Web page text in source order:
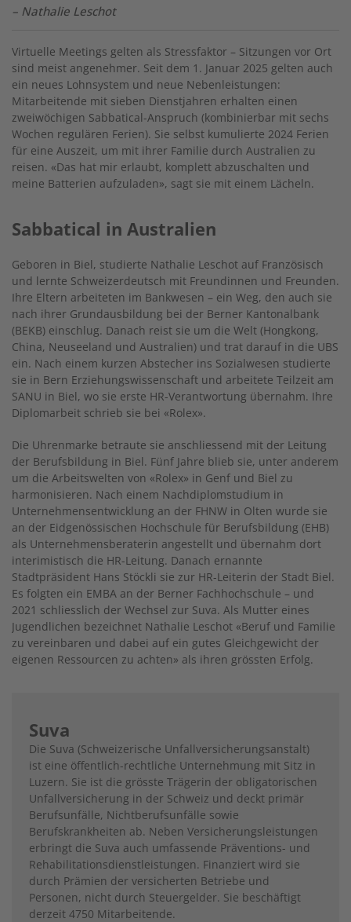
– Nathalie Leschot
Virtuelle Meetings gelten als Stressfaktor – Sitzungen vor Ort
sind meist angenehmer. Seit dem 1. Januar 2025 gelten auch
ein neues Lohnsystem und neue Nebenleistungen:
Mitarbeitende mit sieben Dienstjahren erhalten einen
zweiwöchigen Sabbatical-Anspruch (kombinierbar mit sechs
Wochen regulären Ferien). Sie selbst kumulierte 2024 Ferien
für eine Auszeit, um mit ihrer Familie durch Australien zu
reisen. «Das hat mir erlaubt, komplett abzuschalten und
meine Batterien aufzuladen», sagt sie mit einem Lächeln.
Sabbatical in Australien
Geboren in Biel, studierte Nathalie Leschot auf Französisch
und lernte Schweizerdeutsch mit Freundinnen und Freunden.
Ihre Eltern arbeiteten im Bankwesen – ein Weg, den auch sie
nach ihrer Grundausbildung bei der Berner Kantonalbank
(BEKB) einschlug. Danach reist sie um die Welt (Hongkong,
China, Neuseeland und Australien) und trat darauf in die UBS
ein. Nach einem kurzen Abstecher ins Sozialwesen studierte
sie in Bern Erziehungswissenschaft und arbeitete Teilzeit am
SANU in Biel, wo sie erste HR-Verantwortung übernahm. Ihre
Diplomarbeit schrieb sie bei «Rolex».
Die Uhrenmarke betraute sie anschliessend mit der Leitung
der Berufsbildung in Biel. Fünf Jahre blieb sie, unter anderem
um die Arbeitswelten von «Rolex» in Genf und Biel zu
harmonisieren. Nach einem Nachdiplomstudium in
Unternehmensentwicklung an der FHNW in Olten wurde sie
an der Eidgenössischen Hochschule für Berufsbildung (EHB)
als Unternehmensberaterin angestellt und übernahm dort
interimistisch die HR-Leitung. Danach ernannte
Stadtpräsident Hans Stöckli sie zur HR-Leiterin der Stadt Biel.
Es folgten ein EMBA an der Berner Fachhochschule – und
2021 schliesslich der Wechsel zur Suva. Als Mutter eines
Jugendlichen bezeichnet Nathalie Leschot «Beruf und Familie
zu vereinbaren und dabei auf ein gutes Gleichgewicht der
eigenen Ressourcen zu achten» als ihren grössten Erfolg.
Suva
Die Suva (Schweizerische Unfallversicherungsanstalt)
ist eine öffentlich-rechtliche Unternehmung mit Sitz in
Luzern. Sie ist die grösste Trägerin der obligatorischen
Unfallversicherung in der Schweiz und deckt primär
Berufsunfälle, Nichtberufsunfälle sowie
Berufskrankheiten ab. Neben Versicherungsleistungen
erbringt die Suva auch umfassende Präventions- und
Rehabilitationsdienstleistungen. Finanziert wird sie
durch Prämien der versicherten Betriebe und
Personen, nicht durch Steuergelder. Sie beschäftigt
derzeit 4750 Mitarbeitende.